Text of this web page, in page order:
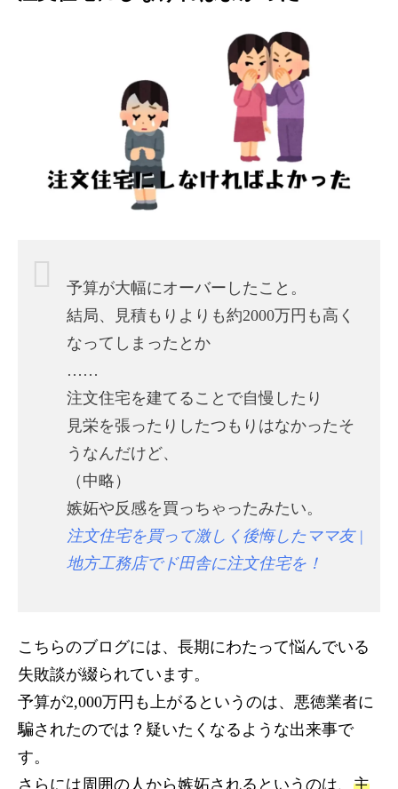
予算が大幅にオーバーしたこと。
結局、見積もりよりも約2000万円も高く
なってしまったとか
……
注文住宅を建てることで自慢したり
見栄を張ったりしたつもりはなかったそ
うなんだけど、
（中略）
嫉妬や反感を買っちゃったみたい。
注文住宅を買って激しく後悔したママ友 |
地方工務店でド田舎に注文住宅を！
こちらのブログには、長期にわたって悩んでいる
失敗談が綴られています。
予算が2,000万円も上がるというのは、悪徳業者に
騙されたのでは？疑いたくなるような出来事で
す。
さらには周囲の人から嫉妬されるというのは、 主